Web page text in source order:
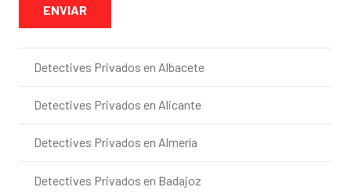
Detectives Privados en Albacete
Detectives Privados en Alicante
Detectives Privados en Almería
Detectives Privados en Badajoz